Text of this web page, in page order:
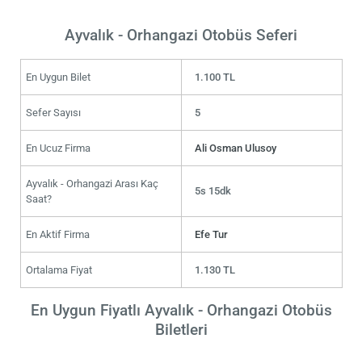
Ayvalık - Orhangazi Otobüs Seferi
En Uygun Bilet 1.100 TL
Sefer Sayısı 5
En Ucuz Firma Ali Osman Ulusoy
Ayvalık - Orhangazi Arası Kaç
Saat?
5s 15dk
En Aktif Firma Efe Tur
Ortalama Fiyat 1.130 TL
En Uygun Fiyatlı Ayvalık - Orhangazi Otobüs
Biletleri